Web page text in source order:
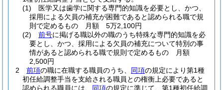
(1)
医学又は歯学に関する専門的知識を必要とし、かつ、
採用による欠員の補充が困難であると認められる職で規
則で定めるもの 月額 5万2,100円
(2)
前号に掲げる職以外の職のうち特殊な専門的知識を必
要とし、かつ、採用による欠員の補充について特別の事
情があると認められる職で規則で定めるもの 月額
2,500円
2
前項の職に在職する職員のうち、 同項の規定により第1種
初任給調整手当を支給される職員との権衡上必要であると
認められる職員には、 同項の規定に準じて、第1種初任給調